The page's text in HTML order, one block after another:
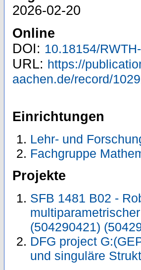
2026-02-20
Online
DOI: 10.18154/
URL: https://
aachen.de/record/
Einrichtungen
Lehr- und
Fachgruppe
Projekte
SFB 1481 B02 -
(504290421)
DFG project
und singuläre